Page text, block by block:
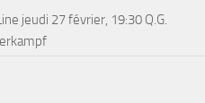
jeudi 27 février, 19:30 Q.G.